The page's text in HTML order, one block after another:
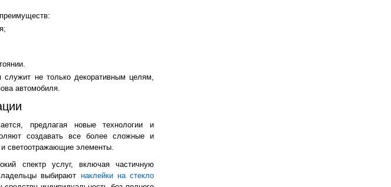
служит не только декоративным целям,
автомобиля.
предлагая новые технологии и
создавать все более сложные и
светоотражающие элементы.
спектр услуг, включая частичную
выбирают наклейки на стекло